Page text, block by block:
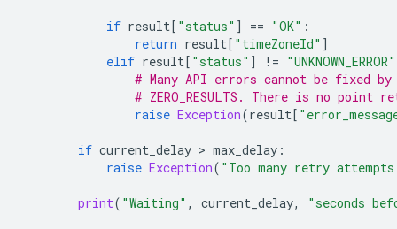
if result[ "status" ] == "OK" :
return result[ "timeZoneId" ]
elif result[ "status" ] != "UNKNOWN_ERROR"
# Many API errors cannot be fixed by
# ZERO_RESULTS. There is no point
raise Exception(result[
if current_delay > max_delay :
raise Exception( "Too many retry
print( "Waiting" , current_delay, "seconds